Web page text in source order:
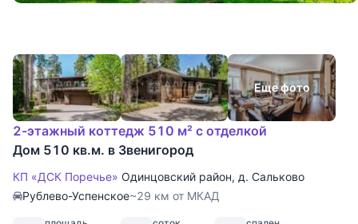
Еще фото
2-этажный коттедж 510 м² с отделкой
Дом 510 кв.м. в Звенигород
КП «ДСК Поречье» Одинцовский район, д. Сальково
Рублево-Успенское~29 км от МКАД